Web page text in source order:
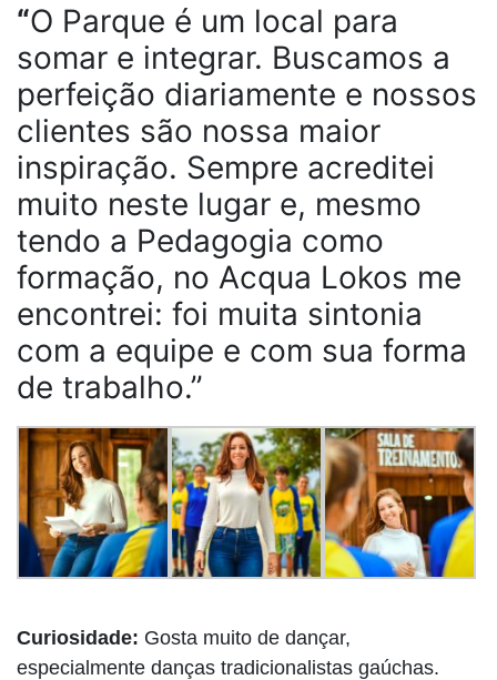
“O Parque é um local para
somar e integrar. Buscamos a
perfeição diariamente e nossos
clientes são nossa maior
inspiração. Sempre acreditei
muito neste lugar e, mesmo
tendo a Pedagogia como
formação, no Acqua Lokos me
encontrei: foi muita sintonia
com a equipe e com sua forma
de trabalho.”
Curiosidade: Gosta muito de dançar,
especialmente danças tradicionalistas gaúchas.